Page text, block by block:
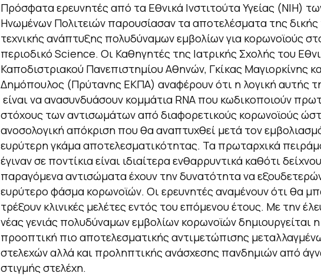
Πρόσφατα ερευνητές από τα Εθνικά Ινστιτούτα Υγείας (ΝΙΗ)
Ηνωμένων Πολιτειών παρουσίασαν τα αποτελέσματα της δικής
τεχνικής ανάπτυξης πολυδύναμων εμβολίων για κορωνοϊούς
περιοδικό Science. Οι Καθηγητές της Ιατρικής Σχολής του
Καποδιστριακού Πανεπιστημίου Αθηνών, Γκίκας Μαγιορκίνης
Δημόπουλος (Πρύτανης ΕΚΠΑ) αναφέρουν ότι η λογική αυτής
είναι να ανασυνδυάσουν κομμάτια RNA που κωδικοποιούν
στόχους των αντισωμάτων από διαφορετικούς κορωνοϊούς
ανοσολογική απόκριση που θα αναπτυχθεί μετά τον
ευρύτερη γκάμα αποτελεσματικότητας. Τα πρωταρχικά
έγιναν σε ποντίκια είναι ιδιαίτερα ενθαρρυντικά καθότι
παραγόμενα αντισώματα έχουν την δυνατότητα να
ευρύτερο φάσμα κορωνοϊών. Οι ερευνητές αναμένουν ότι θα
τρέξουν κλινικές μελέτες εντός του επόμενου έτους. Με την
νέας γενιάς πολυδύναμων εμβολίων κορωνοϊών δημιουργείται η
προοπτική πιο αποτελεσματικής αντιμετώπισης
στελεχών αλλά και προληπτικής ανάσχεσης πανδημιών από
στιγμής στελέχη.